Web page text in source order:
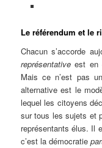
Le référendum et le
Chacun s’accorde
représentative est en
Mais ce n’est pas
alternative est le
lequel les citoyens
sur tous les sujets et
représentants élus. Il
c’est la démocratie